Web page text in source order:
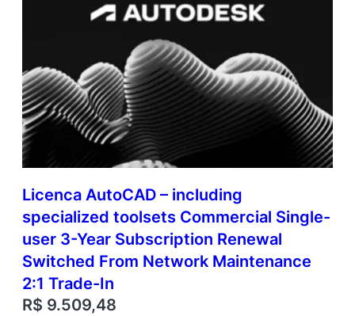
Licenca AutoCAD – including
specialized toolsets Commercial Single-
user 3-Year Subscription Renewal
Switched From Network Maintenance
2:1 Trade-In
R$ 9.509,48